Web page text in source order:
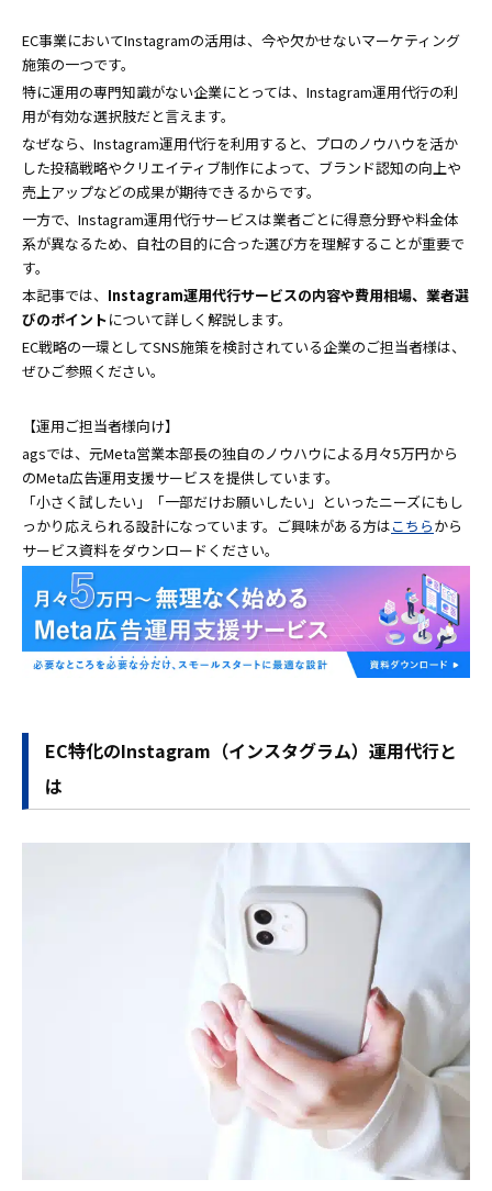
EC事業においてInstagramの活用は、今や欠かせないマーケティング
施策の一つです。
特に運用の専門知識がない企業にとっては、Instagram運用代行の利
用が有効な選択肢だと言えます。
なぜなら、Instagram運用代行を利用すると、プロのノウハウを活か
した投稿戦略やクリエイティブ制作によって、ブランド認知の向上や
売上アップなどの成果が期待できるからです。
一方で、Instagram運用代行サービスは業者ごとに得意分野や料金体
系が異なるため、自社の目的に合った選び方を理解することが重要で
す。
本記事では、 Instagram運用代行サービスの内容や費用相場、業者選
びのポイントについて詳しく解説します。
EC戦略の一環としてSNS施策を検討されている企業のご担当者様は、
ぜひご参照ください。
【運用ご担当者様向け】
agsでは、元Meta営業本部長の独自のノウハウによる月々5万円から
のMeta広告運用支援サービスを提供しています。
「小さく試したい」「一部だけお願いしたい」といったニーズにもし
っかり応えられる設計になっています。ご興味がある方はこちらから
サービス資料をダウンロードください。
EC特化のInstagram（インスタグラム）運用代行と
は